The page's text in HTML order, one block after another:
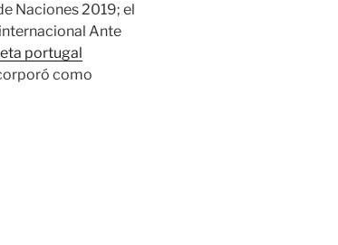
Naciones 2019; el
Ante
portugal
como